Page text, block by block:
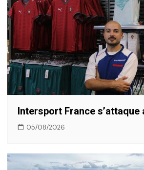
Intersport France s’attaque
05/08/2026